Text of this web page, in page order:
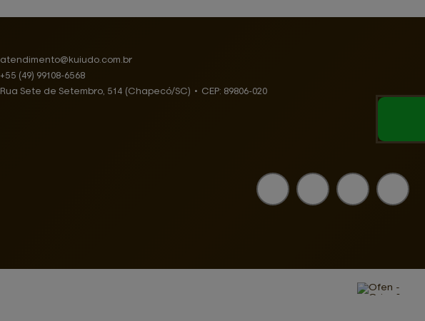
atendimento@ kuiudo.com.br
+55 (49) 99108-6568
Rua Sete de Setembro, 514 (Chapecó/SC) • CEP: 89806-020